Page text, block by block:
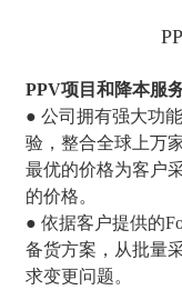
PPV项目和降本服
● 公司拥有强大功
验，整合全球上万
最优的价格为客户
的价格。
● 依据客户提供的
备货方案，从批量
求变更问题。